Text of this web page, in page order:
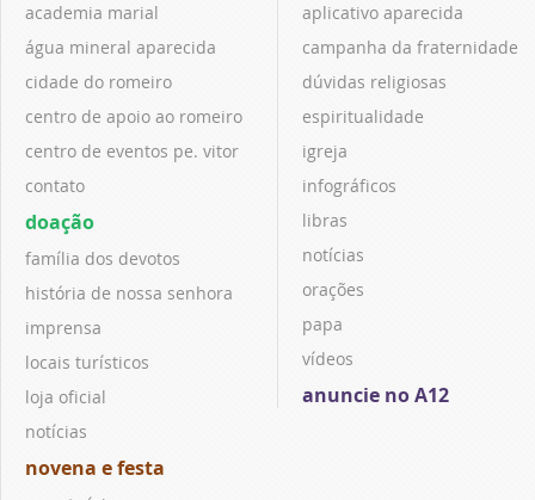
academia marial
água mineral aparecida
cidade do romeiro
centro de apoio ao romeiro
centro de eventos pe. vitor
contato
doação
família dos devotos
história de nossa senhora
imprensa
locais turísticos
loja oficial
notícias
novena e festa
aplicativo aparecida
campanha da fraternidade
dúvidas religiosas
espiritualidade
igreja
infográficos
libras
notícias
orações
papa
vídeos
anuncie no A12